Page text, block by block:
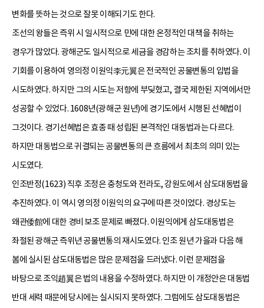
변화를 뜻하는 것으로 잘못 이해되기도 한다.
조선의 왕들은 즉위 시 일시적으로 민에 대한 온정적인 대책을 취하는
경우가 많았다. 광해군도 일시적으로 세금을 경감하는 조치를 취하였다. 이
기회를 이용하여 영의정 이원익李元翼은 전국적인 공물변통의 입법을
시도하였다. 하지만 그의 시도는 저항에 부딪혔고, 결국 제한된 지역에서만
성공할 수 있었다. 1608년(광해군 원년)에 경기도에서 시행된 선혜법이
그것이다. 경기선혜법은 효종 때 성립된 본격적인 대동법과는 다르다.
하지만 대동법으로 귀결되는 공물변통의 큰 흐름에서 최초의 의미 있는
시도였다.
인조반정(1623) 직후 조정은 충청도와 전라도, 강원도에서 삼도대동법을
추진하였다. 이 역시 영의정 이원익의 요구에 따른 것이었다. 경상도는
왜관倭館에 대한 경비 보조 문제로 빠졌다. 이원익에게 삼도대동법은
좌절된 광해군 즉위년 공물변통의 재시도였다. 인조 원년 가을과 다음 해
봄에 실시된 삼도대동법은 많은 문제점을 드러냈다. 이런 문제점을
바탕으로 조익趙翼은 법의 내용을 수정하였다. 하지만 이 개정안은 대동법
반대 세력 때문에 당시에는 실시되지 못하였다. 그럼에도 삼도대동법은